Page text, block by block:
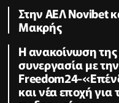
Στην ΑΕΛ Novibet
Μακρής
H ανακοίνωση
συνεργασία με την
Freedom24-
και νέα εποχή